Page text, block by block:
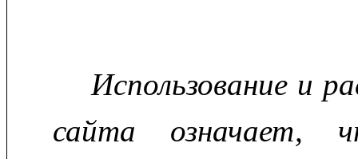
Использование и
сайта означает,